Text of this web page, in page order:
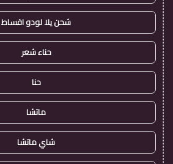
شحن يلا لودو اقساط
حناء شعر
حنا
ماتشا
شاي ماتشا